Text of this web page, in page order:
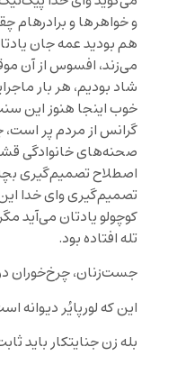
و خواهر‌ها و برادرهام
هم بودید عمه جان
می‌زند، افسوس از آن
شاد بودیم، هر بار
خوب اینجا هنوز این
گرانس از مردم پر
صحنه‌های خانوادگی
اصطلاح تصمیم‌گیری
تصمیم‌گیری وای خدا
کوچولو یادتان می‌آید
تله افتاده بود.
جست‌زنان، چرخ‌خوران
این که لورپایُر دیوانه
بله زن جنایتکار باید